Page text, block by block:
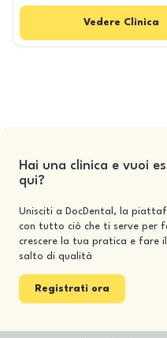
Vedere Clinica
Hai una clinica e vuoi
qui?
Unisciti a DocDental, la
con tutto ciò che ti serve per
crescere la tua pratica e fare il
salto di qualità
Registrati ora